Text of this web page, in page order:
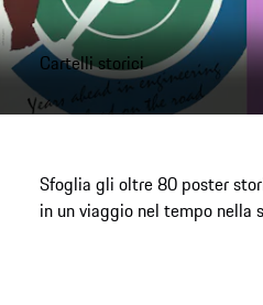
Cartelli storici
Sfoglia gli oltre 80 poster
in un viaggio nel tempo nella